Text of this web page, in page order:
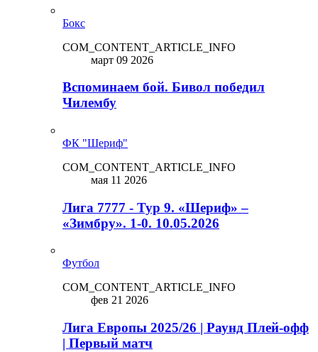
Бокс
COM_CONTENT_ARTICLE_INFO
март 09 2026
Вспоминаем бой. Бивол победил
Чилембу
ФК "Шериф"
COM_CONTENT_ARTICLE_INFO
мая 11 2026
Лига 7777 - Тур 9. «Шериф» –
«Зимбру». 1-0. 10.05.2026
Футбол
COM_CONTENT_ARTICLE_INFO
фев 21 2026
Лига Европы 2025/26 | Раунд Плей-офф
| Первый матч